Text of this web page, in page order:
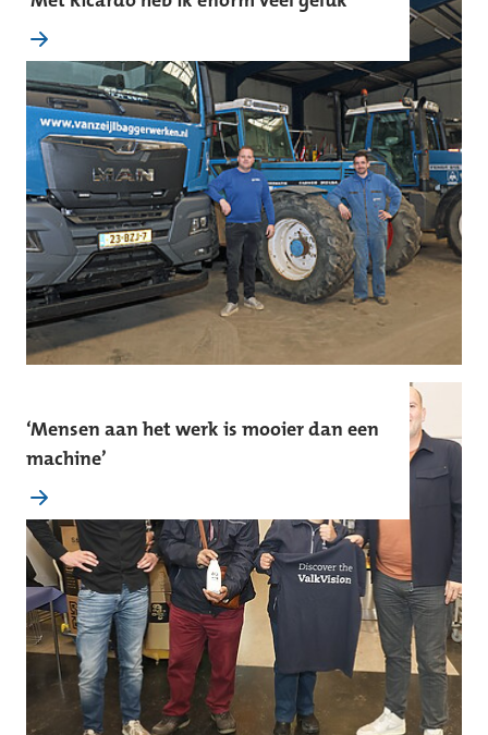
‘Mensen aan het werk is mooier dan een
machine’